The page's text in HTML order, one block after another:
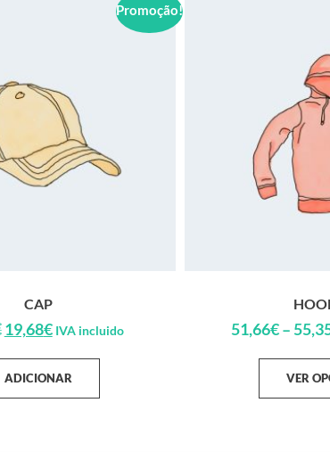
Promoção!
CAP
19,68€ IVA incluido
ADICIONAR
51,66€–
VER